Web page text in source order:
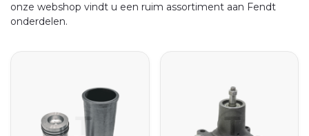
onze webshop vindt u een ruim assortiment aan Fendt
onderdelen.